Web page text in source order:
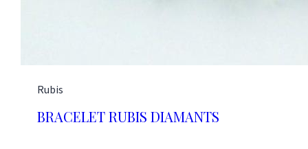
Rubis
BRACELET RUBIS DIAMANTS